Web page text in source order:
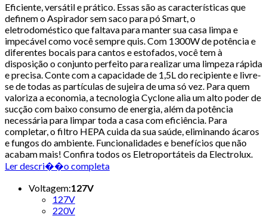
Eficiente, versátil e prático. Essas são as características que
definem o Aspirador sem saco para pó Smart, o
eletrodoméstico que faltava para manter sua casa limpa e
impecável como você sempre quis. Com 1300W de potência e
diferentes bocais para cantos e estofados, você tem à
disposição o conjunto perfeito para realizar uma limpeza rápida
e precisa. Conte com a capacidade de 1,5L do recipiente e livre-
se de todas as partículas de sujeira de uma só vez. Para quem
valoriza a economia, a tecnologia Cyclone alia um alto poder de
sucção com baixo consumo de energia, além da potência
necessária para limpar toda a casa com eficiência. Para
completar, o filtro HEPA cuida da sua saúde, eliminando ácaros
e fungos do ambiente. Funcionalidades e benefícios que não
acabam mais! Confira todos os Eletroportáteis da Electrolux.
Ler descri��o completa
Voltagem:127V
127V
220V